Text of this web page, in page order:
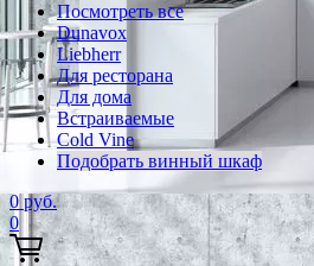
Посмотреть все
Dunavox
Liebherr
Для ресторана
Для дома
Встраиваемые
Cold Vine
Подобрать винный шкаф
0 руб.
0